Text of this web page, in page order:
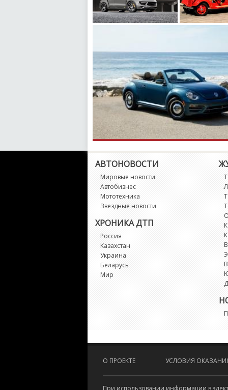
АВТОНОВОСТИ
Мировые новости
Автобизнес
Мототехника
Звездные новости
ХРОНИКА ДТП
Россия
Казахстан
Украина
Беларусь
Мир
О ПРОЕКТЕ УСЛОВИЯ
При использовании информации в